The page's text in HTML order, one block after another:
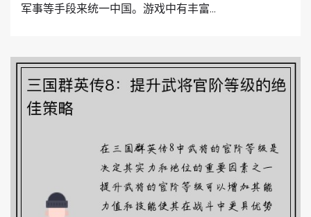
军事等手段来统一中国。游戏中有丰富...